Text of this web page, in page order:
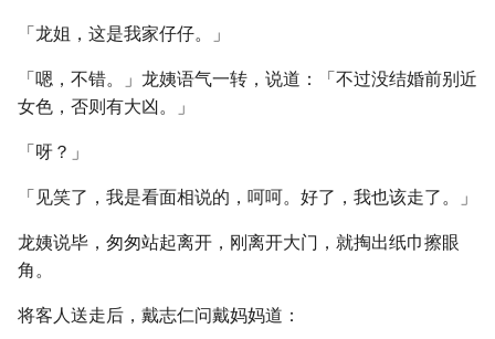
「龙姐，这是我家仔仔。」
「嗯，不错。」龙姨语气一转，说道：「不过没结婚前别近
女色，否则有大凶。」
「呀？」
「见笑了，我是看面相说的，呵呵。好了，我也该走了。」
龙姨说毕，匆匆站起离开，刚离开大门，就掏出纸巾擦眼
角。
将客人送走后，戴志仁问戴妈妈道：